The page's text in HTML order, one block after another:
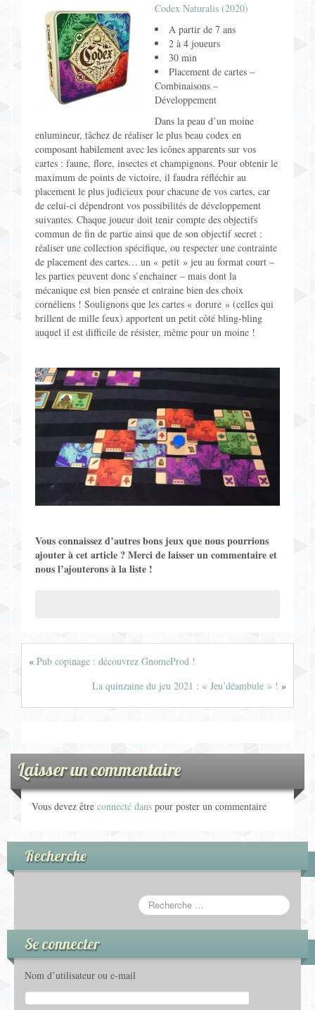
Codex Naturalis (2020)
A partir de 7 ans
2 à 4 joueurs
30 min
Placement de cartes –
Combinaisons –
Développement
Dans la peau d’un moine
enlumineur, tâchez de réaliser le plus beau codex en
composant habilement avec les icônes apparents sur vos
cartes : faune, flore, insectes et champignons. Pour obtenir le
maximum de points de victoire, il faudra réfléchir au
placement le plus judicieux pour chacune de vos cartes, car
de celui-ci dépendront vos possibilités de développement
suivantes. Chaque joueur doit tenir compte des objectifs
commun de fin de partie ainsi que de son objectif secret :
réaliser une collection spécifique, ou respecter une contrainte
de placement des cartes… un « petit » jeu au format court –
les parties peuvent donc s’enchainer – mais dont la
mécanique est bien pensée et entraine bien des choix
cornéliens ! Soulignons que les cartes « dorure » (celles qui
brillent de mille feux) apportent un petit côté bling-bling
auquel il est difficile de résister, même pour un moine !
Vous connaissez d’autres bons jeux que nous pourrions
ajouter à cet article ? Merci de laisser un commentaire et
nous l’ajouterons à la liste !
« Pub copinage : découvrez GnomeProd !
La quinzaine du jeu 2021 : « Jeu’déambule » ! »
Laisser un commentaire
Vous devez être connecté dans pour poster un commentaire
Recherche
Se connecter
Nom d’utilisateur ou e-mail